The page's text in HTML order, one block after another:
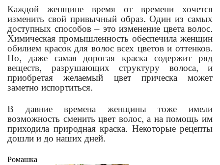
Каждой женщине время от времени хочется
изменить свой привычный образ. Один из самых
доступных способов – это изменение цвета волос.
Химическая промышленность обеспечила женщин
обилием красок для волос всех цветов и оттенков.
Но, даже самая дорогая краска содержит ряд
веществ, разрушающих структуру волоса, и
приобретая желаемый цвет прическа может
заметно испортиться.
В давние времена женщины тоже имели
возможность сменить цвет волос, а на помощь им
приходила природная краска. Некоторые рецепты
дошли и до наших дней.
Ромашка